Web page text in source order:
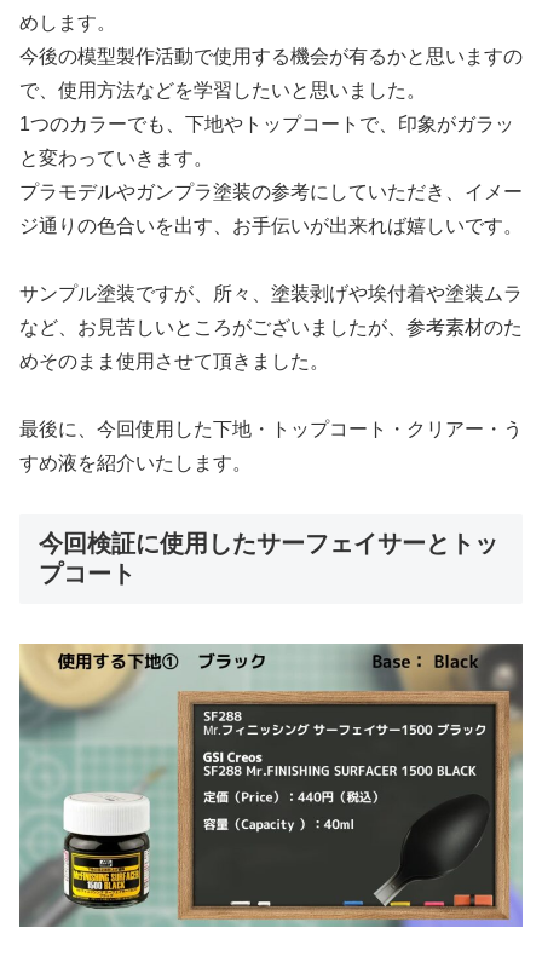
めします。
今後の模型製作活動で使用する機会が有るかと思いますの
で、使用方法などを学習したいと思いました。
1つのカラーでも、下地やトップコートで、印象がガラッ
と変わっていきます。
プラモデルやガンプラ塗装の参考にしていただき、イメー
ジ通りの色合いを出す、お手伝いが出来れば嬉しいです。
サンプル塗装ですが、所々、塗装剥げや埃付着や塗装ムラ
など、お見苦しいところがございましたが、参考素材のた
めそのまま使用させて頂きました。
最後に、今回使用した下地・トップコート・クリアー・う
すめ液を紹介いたします。
今回検証に使用したサーフェイサーとトッ
プコート